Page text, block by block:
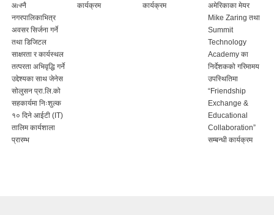
आफ्नै
नगरपालिकाभित्र
अवसर सिर्जना गर्ने
तथा डिजिटल
साक्षरता र कार्यस्थल
तत्परता अभिवृद्धि गर्ने
उद्देश्यका साथ जेनेस
सोलुसन प्रा.लि.को
सहकार्यमा निःशुल्क
१० दिने आईटी (IT)
तालिम कार्यशाला
प्रारम्भ
कार्यक्रम
कार्यक्रम
अमेरिकाका मेयर
Mike Zaring तथा
Summit
Technology
Academy का
निर्देशकको गरिमामय
उपस्थितिमा
“Friendship
Exchange &
Educational
Collaboration”
सम्बन्धी कार्यक्रम